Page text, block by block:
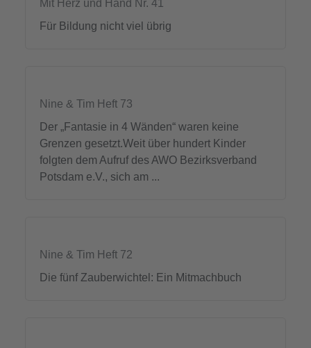
Mit Herz und Hand Nr. 41
Für Bildung nicht viel übrig
Nine & Tim Heft 73
Der „Fantasie in 4 Wänden“ waren keine
Grenzen gesetzt.Weit über hundert Kinder
folgten dem Aufruf des AWO Bezirksverband
Potsdam e.V., sich am ...
Nine & Tim Heft 72
Die fünf Zauberwichtel: Ein Mitmachbuch